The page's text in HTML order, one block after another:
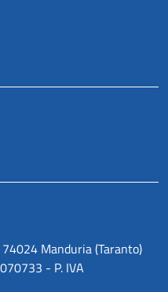
Manduria (Taranto)
- P. IVA